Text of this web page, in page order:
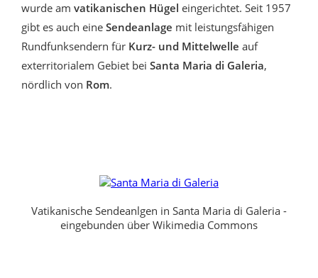
wurde am vatikanischen Hügel eingerichtet. Seit 1957
gibt es auch eine Sendeanlage mit leistungsfähigen
Rundfunksendern für Kurz- und Mittelwelle auf
exterritorialem Gebiet bei Santa Maria di Galeria,
nördlich von Rom.
Vatikanische Sendeanlgen in Santa Maria di Galeria -
eingebunden über Wikimedia Commons